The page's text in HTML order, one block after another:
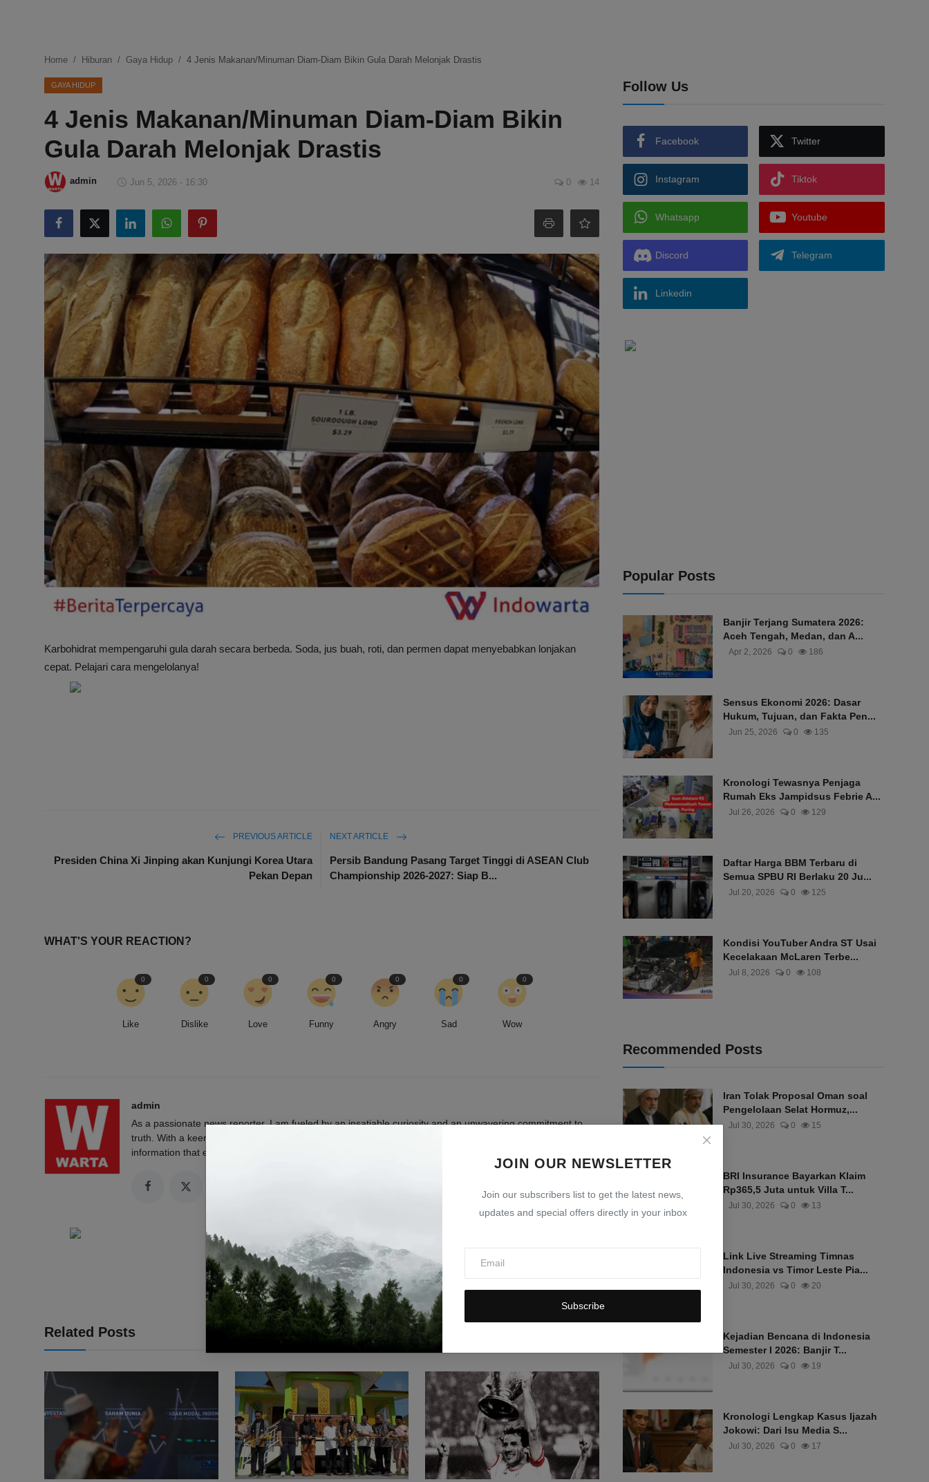
Ekonomi
Internasional
Teknologi
Hiburan
Kesehatan
JOIN OUR NEWSLETTER
Join our subscribers list to get the latest news,
updates and special offers directly in your inbox
Subscribe
Home Hiburan Gaya Hidup 4 Jenis Makanan/Minuman Diam-Diam Bikin Gula Darah Melonjak Drastis
GAYA HIDUP
4 Jenis Makanan/Minuman Diam-Diam Bikin
Gula Darah Melonjak Drastis
admin Jun 5, 2026 - 16:30 0 14
Karbohidrat mempengaruhi gula darah secara berbeda. Soda, jus buah, roti, dan permen dapat menyebabkan lonjakan
cepat. Pelajari cara mengelolanya!
PREVIOUS ARTICLE
Presiden China Xi Jinping akan Kunjungi Korea Utara
Pekan Depan
NEXT ARTICLE
Persib Bandung Pasang Target Tinggi di ASEAN Club
Championship 2026-2027: Siap B...
WHAT'S YOUR REACTION?
Like
0
Dislike
0
Love
0
Funny
0
Angry
0
Sad
0
Wow
0
admin
As a passionate news reporter, I am fueled by an insatiable curiosity and an unwavering commitment to
truth. With a keen eye for detail and a relentless pursuit of stories, I strive to deliver timely and accurate
information that empowers and engages readers.
Related Posts
Follow Us
Facebook Twitter
Instagram Tiktok
Whatsapp Youtube
Discord Telegram
Linkedin
Popular Posts
Banjir Terjang Sumatera 2026:
Aceh Tengah, Medan, dan A...
Apr 2, 2026 0 186
Sensus Ekonomi 2026: Dasar
Hukum, Tujuan, dan Fakta Pen...
Jun 25, 2026 0 135
Kronologi Tewasnya Penjaga
Rumah Eks Jampidsus Febrie A...
Jul 26, 2026 0 129
Daftar Harga BBM Terbaru di
Semua SPBU RI Berlaku 20 Ju...
Jul 20, 2026 0 125
Kondisi YouTuber Andra ST Usai
Kecelakaan McLaren Terbe...
Jul 8, 2026 0 108
Recommended Posts
Iran Tolak Proposal Oman soal
Pengelolaan Selat Hormuz,...
Jul 30, 2026 0 15
BRI Insurance Bayarkan Klaim
Rp365,5 Juta untuk Villa T...
Jul 30, 2026 0 13
Link Live Streaming Timnas
Indonesia vs Timor Leste Pia...
Jul 30, 2026 0 20
Kejadian Bencana di Indonesia
Semester I 2026: Banjir T...
Jul 30, 2026 0 19
Kronologi Lengkap Kasus Ijazah
Jokowi: Dari Isu Media S...
Jul 30, 2026 0 17